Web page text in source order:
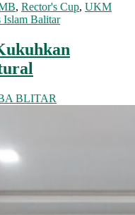
, Rector's Cup, UKM
Islam Balitar
BLITAR